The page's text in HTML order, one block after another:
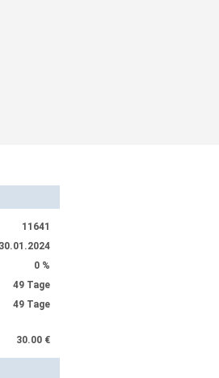
11641
30.01.2024
0 %
49 Tage
49 Tage
30.00 €